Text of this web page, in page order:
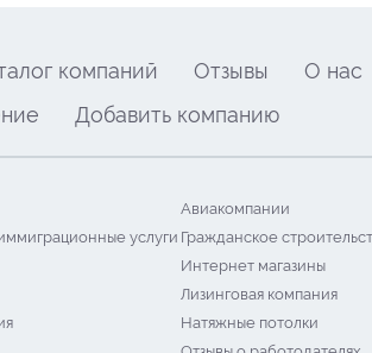
компаний Отзывы О нас
Добавить компанию
Авиакомпании
услуги Гражданское
Интернет магазины
Лизинговая компания
Натяжные потолки